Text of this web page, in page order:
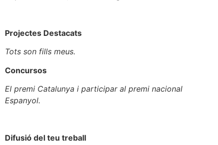
Projectes Destacats
Tots son fills meus.
Concursos
El premi Catalunya i participar al premi nacional
Espanyol.
Difusió del teu treball